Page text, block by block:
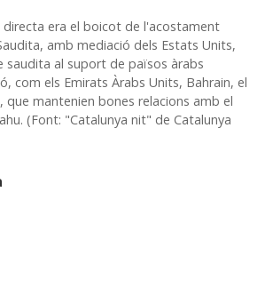
directa era el boicot de l'acostament
amb mediació dels Estats Units,
saudita al suport de països àrabs
com els Emirats Àrabs Units, Bahrain, el
que mantenien bones relacions amb el
(Font: "Catalunya nit" de Catalunya